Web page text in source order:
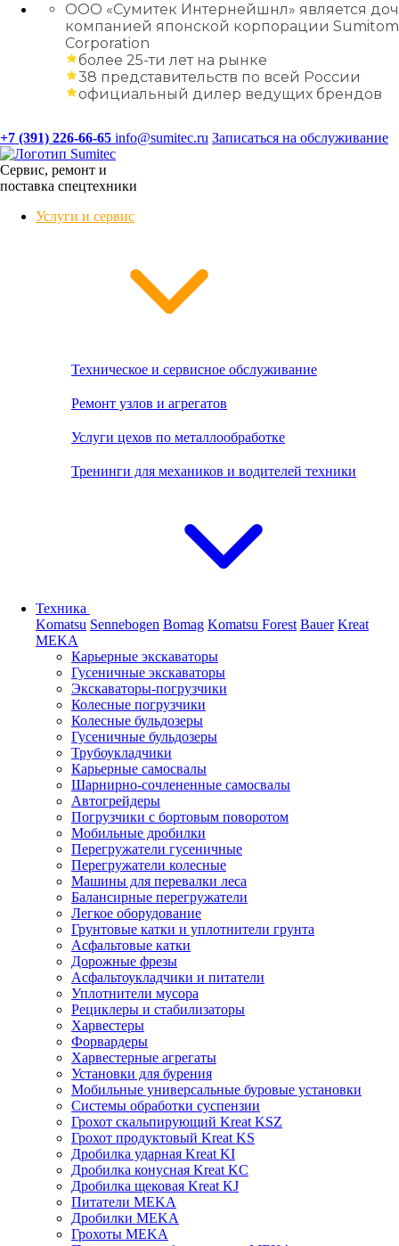
ООО «Сумитек Интернейшнл» является
компанией японской корпорации
Corporation
более 25-ти лет на рынке
38 представительств по всей России
официальный дилер ведущих брендов
+7 (391) 226-66-65 info@sumitec.ru Записаться на обслуживание
Сервис, ремонт и
поставка спецтехники
Услуги и сервис
Техническое и сервисное обслуживание
Ремонт узлов и агрегатов
Услуги цехов по металлообработке
Тренинги для механиков и водителей техники
Техника
Komatsu Sennebogen Bomag Komatsu Forest Bauer Kreat
MEKA
Карьерные экскаваторы
Гусеничные экскаваторы
Экскаваторы-погрузчики
Колесные погрузчики
Колесные бульдозеры
Гусеничные бульдозеры
Трубоукладчики
Карьерные самосвалы
Шарнирно-сочлененные cамосвалы
Автогрейдеры
Погрузчики с бортовым поворотом
Мобильные дробилки
Перегружатели гусеничные
Перегружатели колесные
Машины для перевалки леса
Балансирные перегружатели
Легкое оборудование
Грунтовые катки и уплотнители грунта
Асфальтовые катки
Дорожные фрезы
Асфальтоукладчики и питатели
Уплотнители мусора
Рециклеры и стабилизаторы
Харвестеры
Форвардеры
Харвестерные агрегаты
Установки для бурения
Мобильные универсальные буровые установки
Системы обработки суспензии
Грохот скальпирующий Kreat KSZ
Грохот продуктовый Kreat KS
Дробилка ударная Kreat KI
Дробилка конусная Kreat KC
Дробилка щековая Kreat KJ
Питатели MEKA
Дробилки MEKA
Грохоты MEKA